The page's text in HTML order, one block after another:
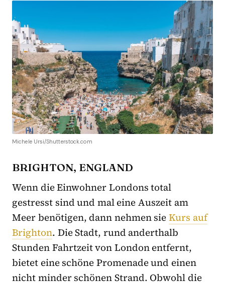
Michele Ursi/Shutterstock.com
BRIGHTON, ENGLAND
Wenn die Einwohner Londons total
gestresst sind und mal eine Auszeit am
Meer benötigen, dann nehmen sieKurs auf
Brighton. Die Stadt, rund anderthalb
Stunden Fahrtzeit von London entfernt,
bietet eine schöne Promenade und einen
nicht minder schönen Strand. Obwohl die